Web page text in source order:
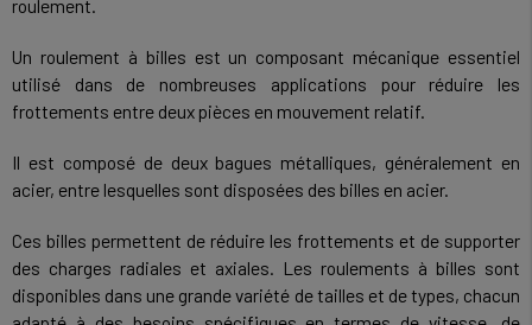
roulement.
Un roulement à billes est un composant mécanique essentiel
utilisé dans de nombreuses applications pour réduire les
frottements entre deux pièces en mouvement relatif.
Il est composé de deux bagues métalliques, généralement en
acier, entre lesquelles sont disposées des billes en acier.
Ces billes permettent de réduire les frottements et de supporter
des charges radiales et axiales. Les roulements à billes sont
disponibles dans une grande variété de tailles et de types, chacun